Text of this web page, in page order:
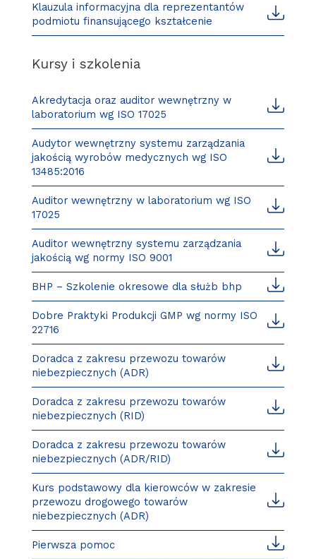
Klauzula informacyjna dla reprezentantów
podmiotu finansującego kształcenie
Kursy i szkolenia
Akredytacja oraz auditor wewnętrzny w
laboratorium wg ISO 17025
Audytor wewnętrzny systemu zarządzania
jakością wyrobów medycznych wg ISO
13485:2016
Auditor wewnętrzny w laboratorium wg ISO
17025
Auditor wewnętrzny systemu zarządzania
jakością wg normy ISO 9001
BHP – Szkolenie okresowe dla służb bhp
Dobre Praktyki Produkcji GMP wg normy ISO
22716
Doradca z zakresu przewozu towarów
niebezpiecznych (ADR)
Doradca z zakresu przewozu towarów
niebezpiecznych (RID)
Doradca z zakresu przewozu towarów
niebezpiecznych (ADR/RID)
Kurs podstawowy dla kierowców w zakresie
przewozu drogowego towarów
niebezpiecznych (ADR)
Pierwsza pomoc